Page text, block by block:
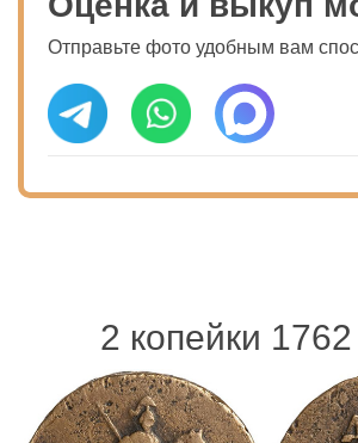
Отправьте фото удобным вам
2 копейки 1762